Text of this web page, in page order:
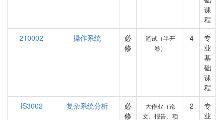
课
程
210002
操作系统
必
修
笔试（半开
卷）
4
专
业
基
础
课
程
IS3002
复杂系统分析
必
修
大作业（论
文、报告、项
2
专
业